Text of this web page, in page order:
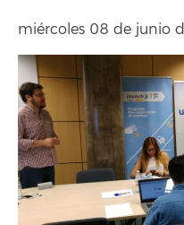
miércoles 08 de junio